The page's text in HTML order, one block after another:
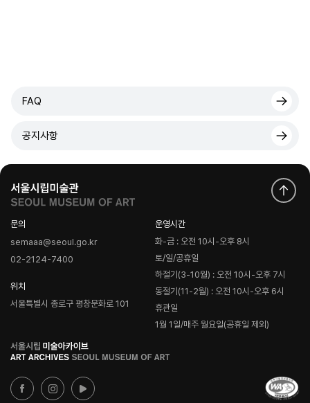
FAQ
공지사항
문의
semaaa@seoul.go.kr
02-2124-7400
위치
서울특별시 종로구 평창문화로 101
운영시간
화-금 : 오전 10시-오후 8시
토/일/공휴일
하절기(3-10월) : 오전 10시-오후 7시
동절기(11-2월) : 오전 10시-오후 6시
휴관일
1월 1일/매주 월요일(공휴일 제외)
로
고